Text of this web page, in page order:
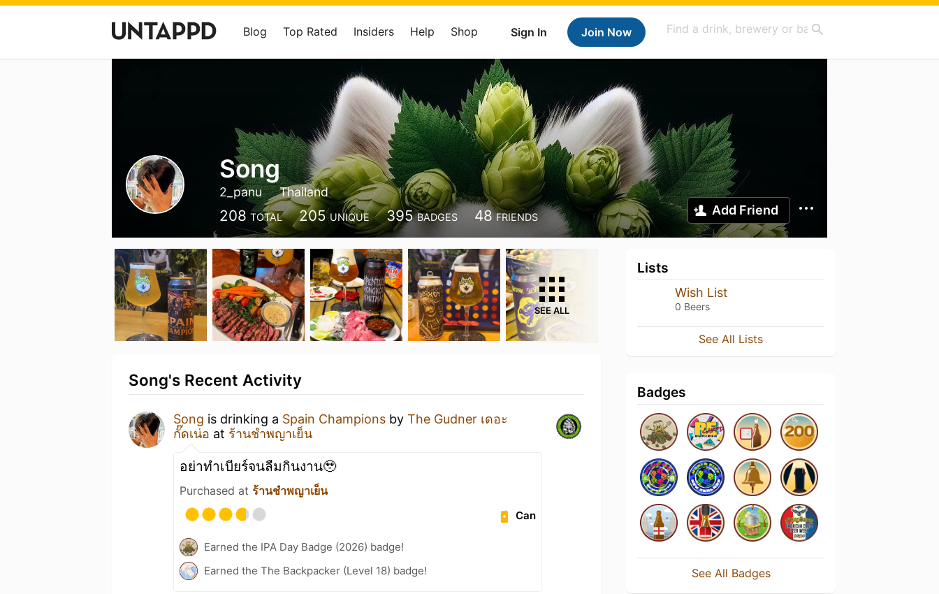
Sign In Join Now
Blog Top Rated Insiders Help Shop
Song
2_panu Thailand
208 TOTAL 205 UNIQUE 395 BADGES 48 FRIENDS Add Friend
SEE ALL
Song's Recent Activity
Song is drinking a Spain Champions by The Gudner เดอะ
กั๊ดเน่อ at ร้านชำพญาเย็น
อย่าทำเบียร์จนลืมกินงาน🥹
Purchased at ร้านชำพญาเย็น
Can
Earned the IPA Day Badge (2026) badge!
Earned the The Backpacker (Level 18) badge!
Lists
Wish List
0 Beers
See All Lists
Badges
See All Badges